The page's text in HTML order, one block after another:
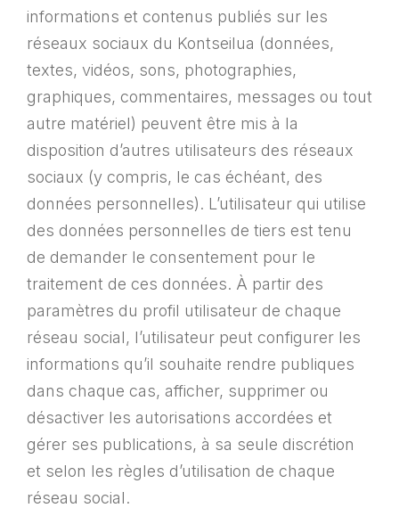
informations et contenus publiés sur les
réseaux sociaux du Kontseilua (données,
textes, vidéos, sons, photographies,
graphiques, commentaires, messages ou tout
autre matériel) peuvent être mis à la
disposition d’autres utilisateurs des réseaux
sociaux (y compris, le cas échéant, des
données personnelles). L’utilisateur qui utilise
des données personnelles de tiers est tenu
de demander le consentement pour le
traitement de ces données. À partir des
paramètres du profil utilisateur de chaque
réseau social, l’utilisateur peut configurer les
informations qu’il souhaite rendre publiques
dans chaque cas, afficher, supprimer ou
désactiver les autorisations accordées et
gérer ses publications, à sa seule discrétion
et selon les règles d’utilisation de chaque
réseau social.